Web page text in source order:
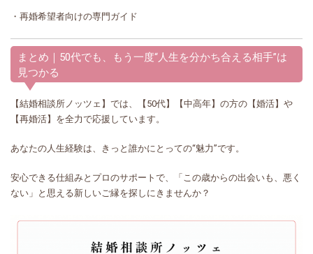
・再婚希望者向けの専門ガイド
まとめ｜50代でも、もう一度“人生を分かち合える相手”は
見つかる
【結婚相談所ノッツェ】では、【50代】【中高年】の方の【婚活】や
【再婚活】を全力で応援しています。
あなたの人生経験は、きっと誰かにとっての“魅力”です。
安心できる仕組みとプロのサポートで、「この歳からの出会いも、悪く
ない」と思える新しいご縁を探しにきませんか？